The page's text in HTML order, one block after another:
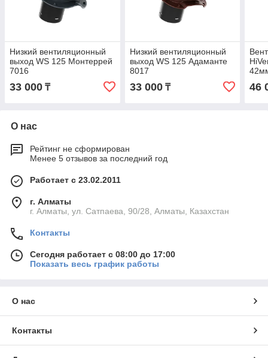
Низкий вентиляционный
выход WS 125 Монтеррей
7016
33 000 ₸
Низкий вентиляционный
выход WS 125 Адаманте
8017
33 000₸ 46
О нас
Рейтинг не сформирован
Менее 5 отзывов за последний год
Работает с 23.02.2011
г. Алматы
г. Алматы, ул. Сатпаева, 90/28, Алматы, Казахстан
Контакты
Сегодня работает с 08:00 до 17:00
Показать весь график работы
О нас
Контакты